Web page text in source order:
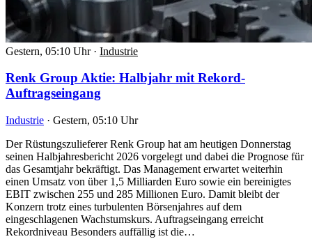
Gestern, 05:10 Uhr · Industrie
Renk Group Aktie: Halbjahr mit Rekord-
Auftragseingang
Industrie · Gestern, 05:10 Uhr
Der Rüstungszulieferer Renk Group hat am heutigen Donnerstag
seinen Halbjahresbericht 2026 vorgelegt und dabei die Prognose für
das Gesamtjahr bekräftigt. Das Management erwartet weiterhin
einen Umsatz von über 1,5 Milliarden Euro sowie ein bereinigtes
EBIT zwischen 255 und 285 Millionen Euro. Damit bleibt der
Konzern trotz eines turbulenten Börsenjahres auf dem
eingeschlagenen Wachstumskurs. Auftragseingang erreicht
Rekordniveau Besonders auffällig ist die…